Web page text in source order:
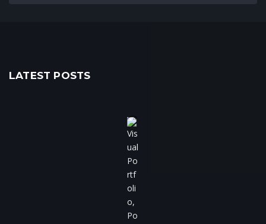
LATEST POSTS